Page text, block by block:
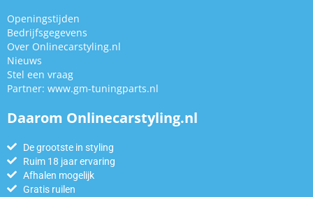
Openingstijden
Bedrijfsgegevens
Over Onlinecarstyling.nl
Nieuws
Stel een vraag
Partner: www.gm-tuningparts.nl
Daarom Onlinecarstyling.nl
De grootste in styling
Ruim 18 jaar ervaring
Afhalen mogelijk
Gratis ruilen